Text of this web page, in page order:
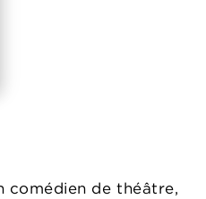
comédien de théâtre,